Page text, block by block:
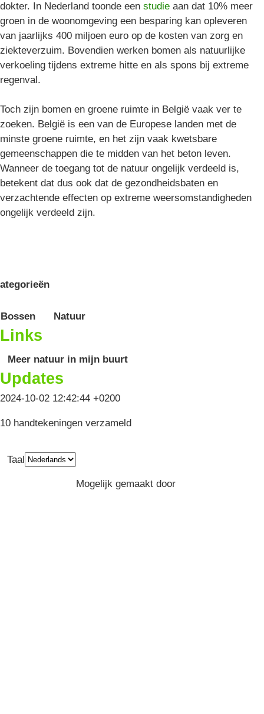
dokter. In Nederland toonde een studie aan dat 10% meer
groen in de woonomgeving een besparing kan opleveren
van jaarlijks 400 miljoen euro op de kosten van zorg en
ziekteverzuim. Bovendien werken bomen als natuurlijke
verkoeling tijdens extreme hitte en als spons bij extreme
regenval.
Toch zijn bomen en groene ruimte in België vaak ver te
zoeken. België is een van de Europese landen met de
minste groene ruimte, en het zijn vaak kwetsbare
gemeenschappen die te midden van het beton leven.
Wanneer de toegang tot de natuur ongelijk verdeeld is,
betekent dat dus ook dat de gezondheidsbaten en
verzachtende effecten op extreme weersomstandigheden
ongelijk verdeeld zijn.
Bossen Natuur
Links
Meer natuur in mijn buurt
Updates
2024-10-02 12:42:44 +0200
10 handtekeningen verzameld
Taal
Mogelijk gemaakt door